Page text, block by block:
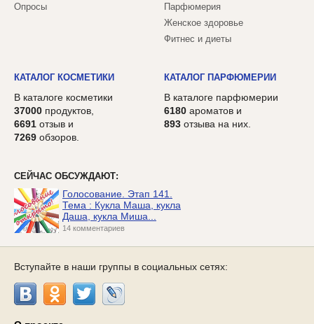
Опросы
Парфюмерия
Женское здоровье
Фитнес и диеты
КАТАЛОГ КОСМЕТИКИ
В каталоге косметики
37000 продуктов,
6691 отзыв и
7269 обзоров.
КАТАЛОГ ПАРФЮМЕРИИ
В каталоге парфюмерии
6180 ароматов и
893 отзыва на них.
СЕЙЧАС ОБСУЖДАЮТ:
Голосование. Этап 141.
Тема : Кукла Маша, кукла
Даша, кукла Миша...
14 комментариев
Вступайте в наши группы в социальных сетях: